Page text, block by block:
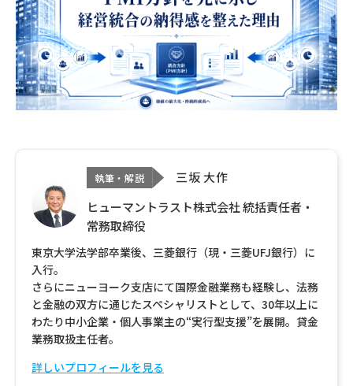
執筆・解説
三坂 大作
ヒューマントラスト株式会社 統括責任者・
常務取締役
東京大学法学部卒業後、三菱銀行（現・三菱UFJ銀行）に
入行。
さらにニューヨーク支店にて国際金融業務も経験し、法務
と金融の双方に通じたスペシャリストとして、30年以上に
わたり中小企業・個人事業主の“実行型支援”を展開。貸金
業務取扱主任者。
詳しいプロフィールを見る